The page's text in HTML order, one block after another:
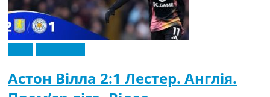
Астон Вілла 2:1 Лестер. Англія.